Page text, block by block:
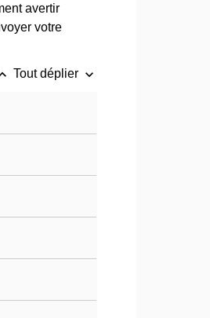
avertir
votre
Tout déplier keyboard_arrow_down